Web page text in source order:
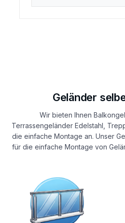
Geländer
Wir bieten Ihnen
Terrassengeländer Edelstahl,
die einfache Montage an. Unser
für die einfache Montage von